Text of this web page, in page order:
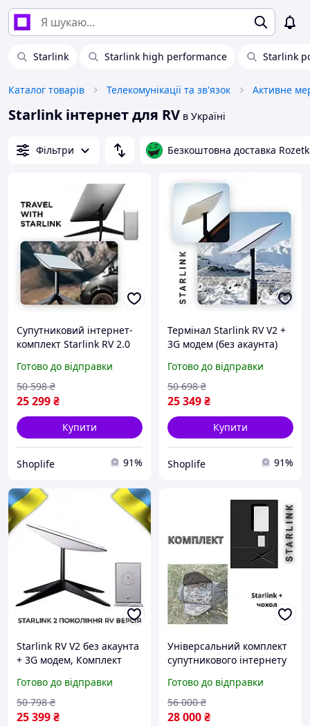
Starlink Starlink high performance Starlink
Каталог товарів Телекомунікації та зв'язок Активне
Starlink інтернет для RV в Україні
Фільтри Безкоштовна доставка
Супутниковий інтернет-
комплект Starlink RV 2.0
Рішення для стабільного
інтернету всюди
Готово до відправки
25 299₴
50 598 ₴
Купити
Shoplife 91%
Термінал Starlink RV V2 +
3G модем (без акаунта)
супутникового інтернету
в дорозі, на дачі або в
селі
Готово до відправки
25 349₴
50 698 ₴
Купити
Shoplife 91%
Starlink RV V2 без акаунта
+ 3G модем, Комплект
для авто, дачі та
віддалених місць
Готово до відправки
25 399₴
50 798 ₴
Універсальний комплект
супутникового інтернету
модемом та захисним
чохлом-антитепловізором
Готово до відправки
28 000₴
56 000 ₴